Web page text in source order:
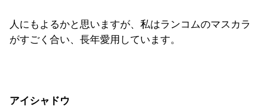
人にもよるかと思いますが、 私はランコムのマスカラ
がすごく合い、長年愛用しています。
アイシャドウ